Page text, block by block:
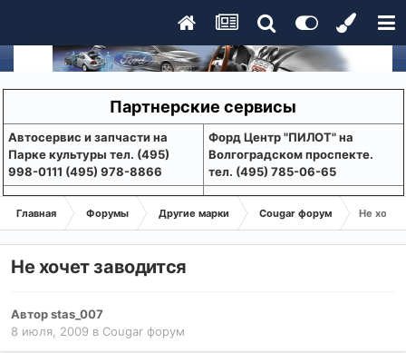
Партнерские сервисы
Aвтосервис и запчасти на
Парке культуры тел. (495)
998-0111 (495) 978-8866
Форд Центр "ПИЛОТ" на
Волгоградском проспекте.
тел. (495) 785-06-65
Главная Форумы Другие марки Cougar форум Не хочет
Не хочет заводится
Авторstas_007
8 июля, 2009 в Cougar форум